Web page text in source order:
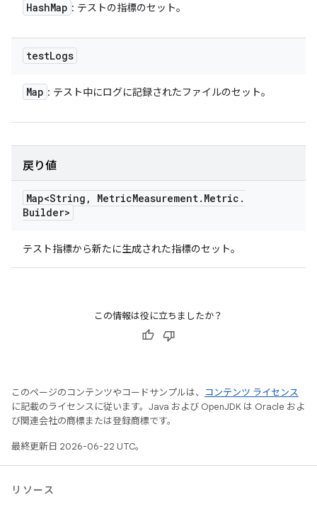
HashMap : テストの指標のセット。
testLogs
Map : テスト中にログに記録されたファイルのセット。
戻り値
Map<String , MetricMeasurement. Metric .
Builder>
テスト指標から新たに生成された指標のセット。
この情報は役に立ちましたか？
このページのコンテンツやコードサンプルは、
コンテンツ ライセンス
に記載のライセンスに従います。Java および OpenJDK は Oracle およ
び関連会社の商標または登録商標です。
最終更新日 2026-06-22 UTC。
リソース